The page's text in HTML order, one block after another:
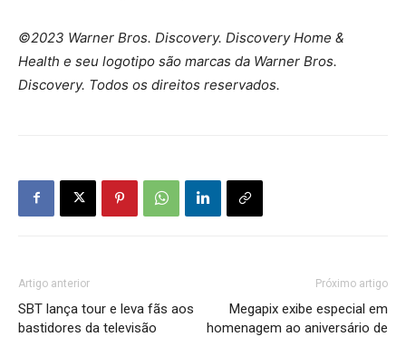
©2023 Warner Bros. Discovery. Discovery Home &
Health e seu logotipo são marcas da Warner Bros.
Discovery. Todos os direitos reservados.
Artigo anterior
SBT lança tour e leva fãs aos
bastidores da televisão
Próximo artigo
Megapix exibe especial em
homenagem ao aniversário de